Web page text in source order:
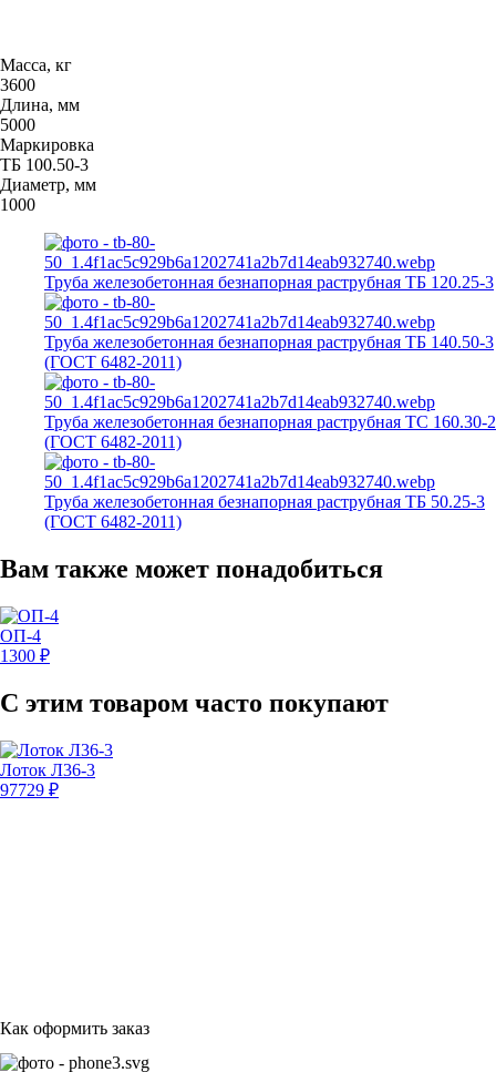
Масса, кг
3600
Длина, мм
5000
Маркировка
ТБ 100.50-3
Диаметр, мм
1000
Труба железобетонная безнапорная раструбная ТБ 120.25-3
Труба железобетонная безнапорная раструбная ТБ 140.50-3
(ГОСТ 6482-2011)
Труба железобетонная безнапорная раструбная ТС 160.30-2
(ГОСТ 6482-2011)
Труба железобетонная безнапорная раструбная ТБ 50.25-3
(ГОСТ 6482-2011)
Вам также может понадобиться
ОП‑4
1300 ₽
С этим товаром часто покупают
Лоток Л36-3
97729 ₽
Как оформить заказ